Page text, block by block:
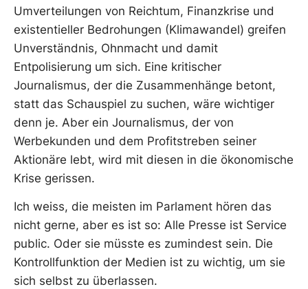
Umverteilungen von Reichtum, Finanzkrise und
existentieller Bedrohungen (Klimawandel) greifen
Unverständnis, Ohnmacht und damit
Entpolisierung um sich. Eine kritischer
Journalismus, der die Zusammenhänge betont,
statt das Schauspiel zu suchen, wäre wichtiger
denn je. Aber ein Journalismus, der von
Werbekunden und dem Profitstreben seiner
Aktionäre lebt, wird mit diesen in die ökonomische
Krise gerissen.
Ich weiss, die meisten im Parlament hören das
nicht gerne, aber es ist so: Alle Presse ist Service
public. Oder sie müsste es zumindest sein. Die
Kontrollfunktion der Medien ist zu wichtig, um sie
sich selbst zu überlassen.